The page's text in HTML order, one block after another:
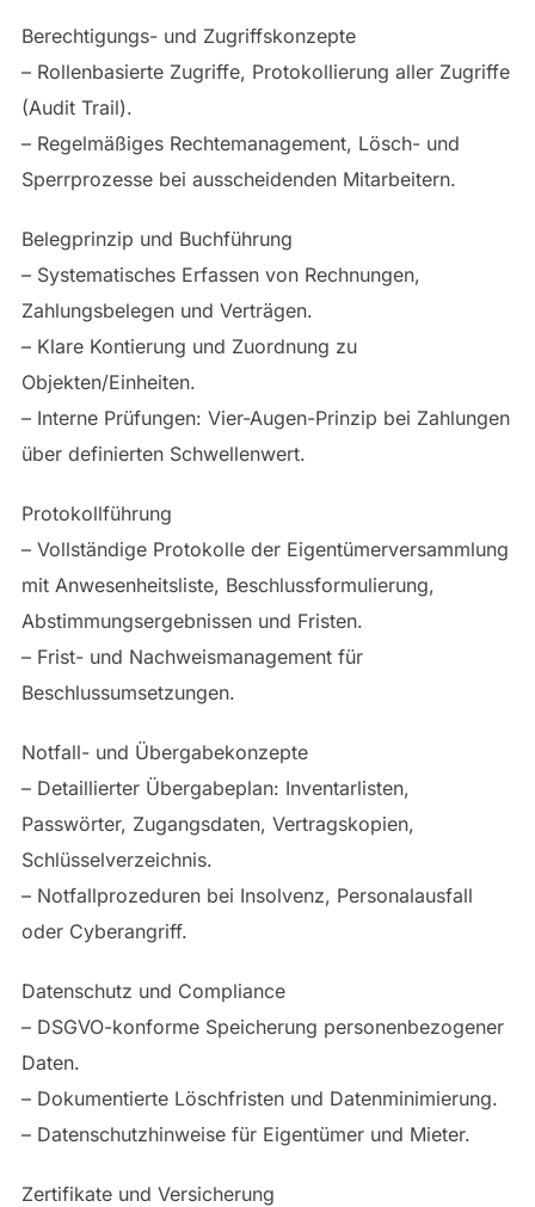
Berechtigungs- und Zugriffskonzepte
– Rollenbasierte Zugriffe, Protokollierung aller Zugriffe
(Audit Trail).
– Regelmäßiges Rechtemanagement, Lösch- und
Sperrprozesse bei ausscheidenden Mitarbeitern.
Belegprinzip und Buchführung
– Systematisches Erfassen von Rechnungen,
Zahlungsbelegen und Verträgen.
– Klare Kontierung und Zuordnung zu
Objekten/Einheiten.
– Interne Prüfungen: Vier-Augen-Prinzip bei Zahlungen
über definierten Schwellenwert.
Protokollführung
– Vollständige Protokolle der Eigentümerversammlung
mit Anwesenheitsliste, Beschlussformulierung,
Abstimmungsergebnissen und Fristen.
– Frist- und Nachweismanagement für
Beschlussumsetzungen.
Notfall- und Übergabekonzepte
– Detaillierter Übergabeplan: Inventarlisten,
Passwörter, Zugangsdaten, Vertragskopien,
Schlüsselverzeichnis.
– Notfallprozeduren bei Insolvenz, Personalausfall
oder Cyberangriff.
Datenschutz und Compliance
– DSGVO-konforme Speicherung personenbezogener
Daten.
– Dokumentierte Löschfristen und Datenminimierung.
– Datenschutzhinweise für Eigentümer und Mieter.
Zertifikate und Versicherung